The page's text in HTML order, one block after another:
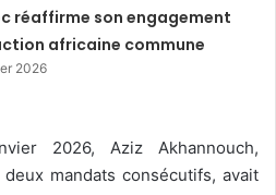
réaffirme son engagement
africaine commune
2026
2026, Aziz Akhannouch,
mandats consécutifs, avait